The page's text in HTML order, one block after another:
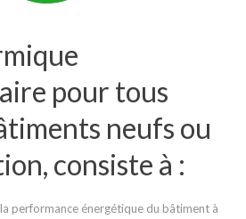
pour tous
neufs ou
consiste à :
performance énergétique du bâtiment à